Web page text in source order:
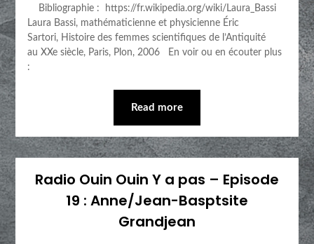
Bibliographie : https://fr.wikipedia.org/wiki/Laura_Bassi
Laura Bassi, mathématicienne et physicienne Éric
Sartori, Histoire des femmes scientifiques de l’Antiquité
au XXe siècle, Paris, Plon, 2006 En voir ou en écouter plus
:
Read more
Radio Ouin Ouin Y a pas – Episode
19 : Anne/Jean-Basptsite
Grandjean